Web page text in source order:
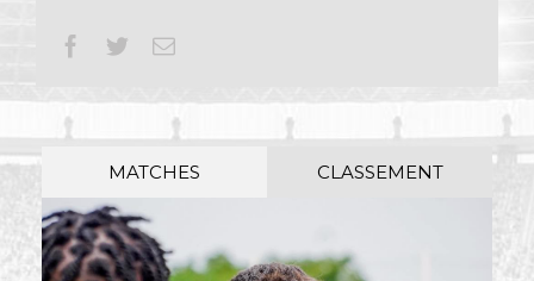
Facebook
TwitterEmail
MATCHES CLASSEMENT